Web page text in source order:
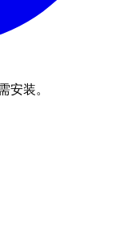
安装。